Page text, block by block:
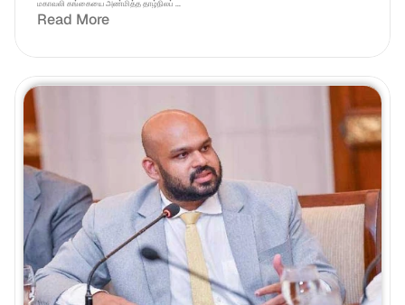
மகாவலி கங்கையை அண்மித்த தாழ்நிலப் ...
Read More